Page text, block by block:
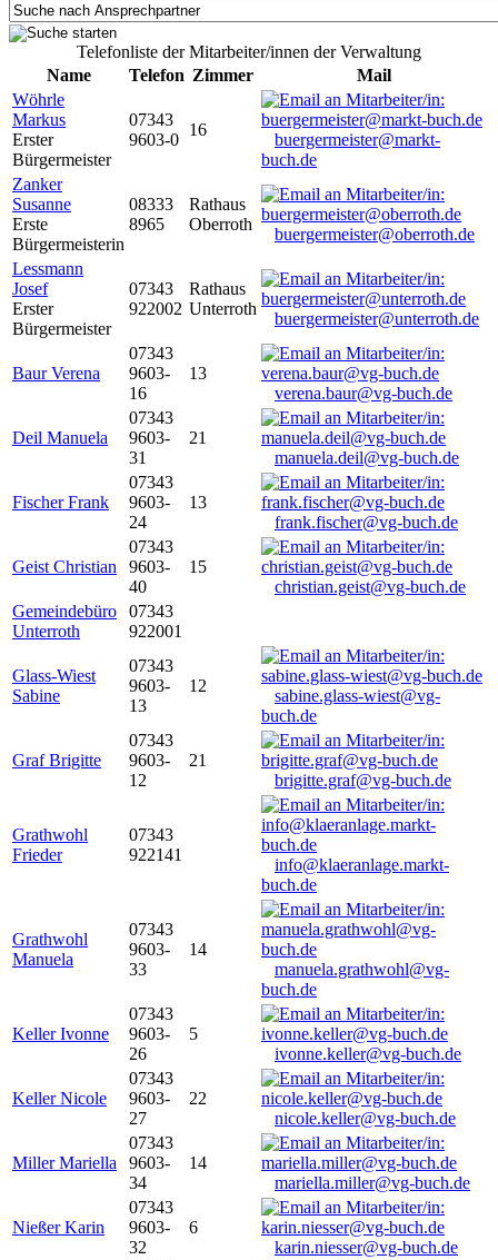
Telefonliste der Mitarbeiter/innen der Verwaltung
Name
Telefon Zimmer
Mail
Wöhrle
Markus
Erster
Bürgermeister
07343
9603-0
16
buergermeister@markt-
buch.de
Zanker
Susanne
Erste
Bürgermeisterin
08333
8965
Rathaus
Oberroth
buergermeister@oberroth.de
Lessmann
Josef
Erster
Bürgermeister
07343
922002
Rathaus
Unterroth
buergermeister@unterroth.de
Baur Verena
07343
9603-
16
13
verena.baur@vg-buch.de
Deil Manuela
07343
9603-
31
21
manuela.deil@vg-buch.de
Fischer Frank
07343
9603-
24
13
frank.fischer@vg-buch.de
Geist Christian
07343
9603-
40
15
christian.geist@vg-buch.de
Gemeindebüro
Unterroth
07343
922001
Glass-Wiest
Sabine
07343
9603-
13
12
sabine.glass-wiest@vg-
buch.de
Graf Brigitte
07343
9603-
12
21
brigitte.graf@vg-buch.de
Grathwohl
Frieder
07343
922141
info@klaeranlage.markt-
buch.de
Grathwohl
Manuela
07343
9603-
33
14
manuela.grathwohl@vg-
buch.de
Keller Ivonne
07343
9603-
26
5
ivonne.keller@vg-buch.de
Keller Nicole
07343
9603-
27
22
nicole.keller@vg-buch.de
Miller Mariella
07343
9603-
34
14
mariella.miller@vg-buch.de
Nießer Karin
07343
9603-
32
6
karin.niesser@vg-buch.de